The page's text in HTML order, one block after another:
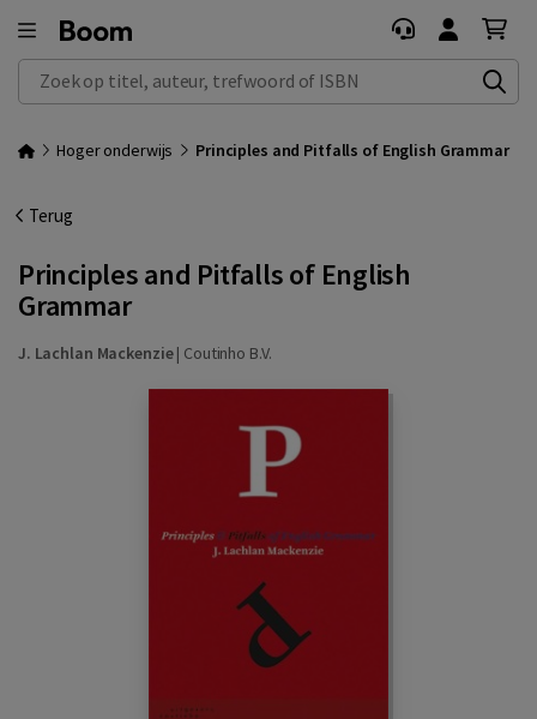
Zoek op titel, auteur, trefwoord of ISBN
Hoger onderwijs Principles and Pitfalls of English Grammar
Terug
Principles and Pitfalls of English
Grammar
J. Lachlan Mackenzie| Coutinho B.V.